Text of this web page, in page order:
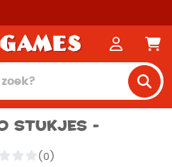
stukjes -
(0)